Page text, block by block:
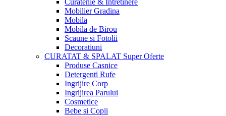
Curatenie & Intretinere
Mobilier Gradina
Mobila
Mobila de Birou
Scaune si Fotolii
Decoratiuni
CURATAT & SPALAT Super Oferte
Produse Casnice
Detergenti Rufe
Ingrijire Corp
Ingrijirea Parului
Cosmetice
Bebe si Copii